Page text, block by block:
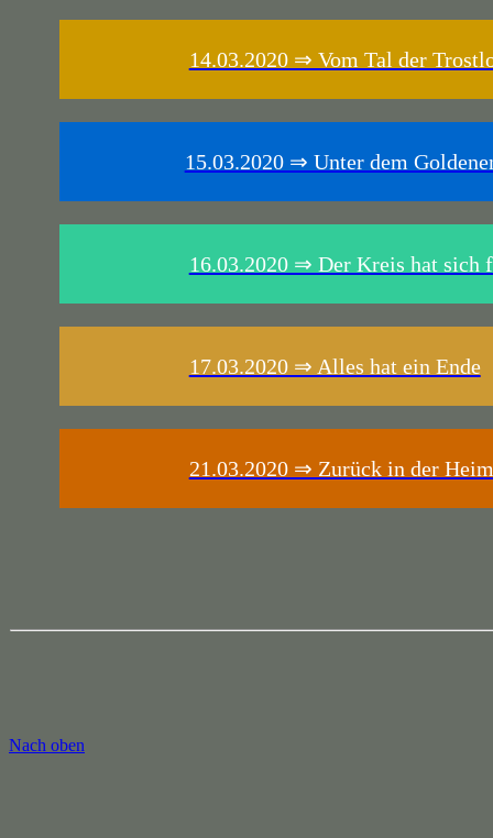
14.03.2020 ⇒ Vom Tal der
15.03.2020 ⇒ Unter dem
16.03.2020 ⇒ Der Kreis hat sich
17.03.2020 ⇒ Alles hat ein Ende
21.03.2020 ⇒ Zurück in der
Nach oben